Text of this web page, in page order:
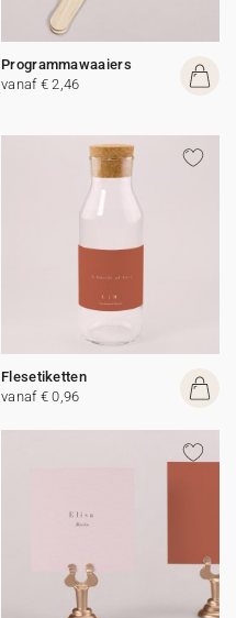
Programmawaaiers
vanaf € 2,46
Flesetiketten
vanaf € 0,96